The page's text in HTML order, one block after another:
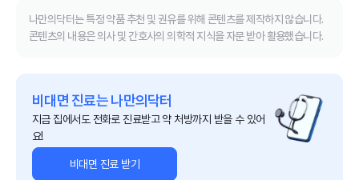
나만의닥터는 특정 약품 추천 및 권유를 위해 콘텐츠를 제작하지 않습니다.
콘텐츠의 내용은 의사 및 간호사의 의학적 지식을 자문 받아 활용했습니다.
비대면 진료는 나만의닥터
지금 집에서도 전화로 진료받고 약 처방까지 받을 수 있어
요!
비대면 진료 받기